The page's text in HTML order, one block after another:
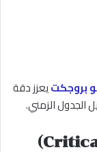
بروجكتيعزز دقة
الجدول الزمني.